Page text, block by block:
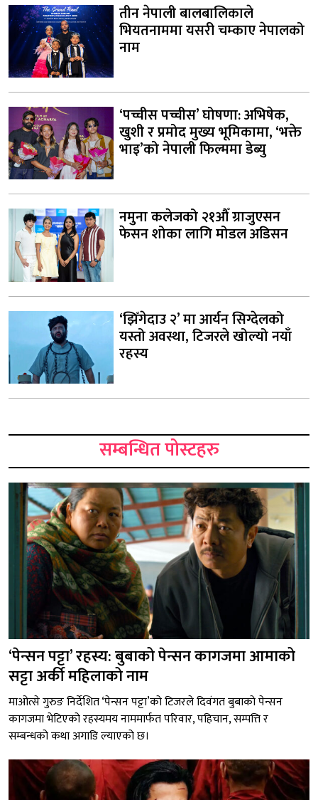
तीन नेपाली बालबालिकाले
भियतनाममा यसरी चम्काए नेपालको
नाम
‘पच्चीस पच्चीस’ घोषणा: अभिषेक,
खुशी र प्रमोद मुख्य भूमिकामा, ‘भक्ते
भाइ’को नेपाली फिल्ममा डेब्यु
नमुना कलेजको २१औँ ग्राजुएसन
फेसन शोका लागि मोडल अडिसन
‘झिँगेदाउ २’ मा आर्यन सिग्देलको
यस्तो अवस्था, टिजरले खोल्यो नयाँ
रहस्य
सम्बन्धित पोस्टहरु
‘पेन्सन पट्टा’ रहस्य: बुबाको पेन्सन कागजमा आमाको
सट्टा अर्की महिलाको नाम
माओत्से गुरुङ निर्देशित ‘पेन्सन पट्टा’को टिजरले दिवंगत बुबाको पेन्सन
कागजमा भेटिएको रहस्यमय नाममार्फत परिवार, पहिचान, सम्पत्ति र
सम्बन्धको कथा अगाडि ल्याएको छ।